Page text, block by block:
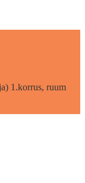
1.korrus, ruum